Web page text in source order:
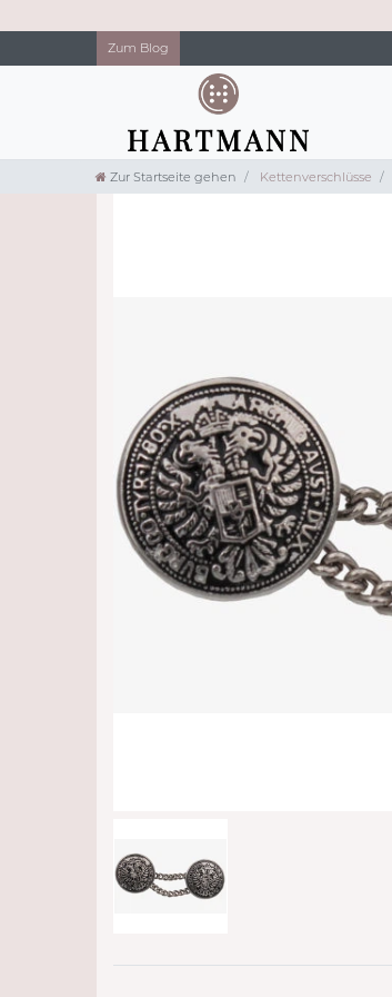
Zum Blog
Zur Startseite gehen Kettenverschlüsse